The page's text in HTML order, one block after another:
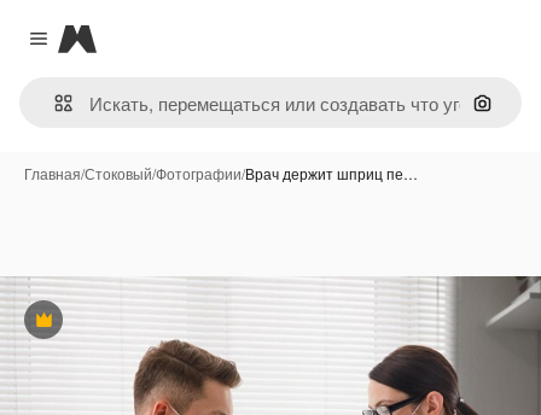
Close menu
Magnific
Поиск
Главная/Стоковый/Фотографии/Врач держит шприц пе…
Премиум